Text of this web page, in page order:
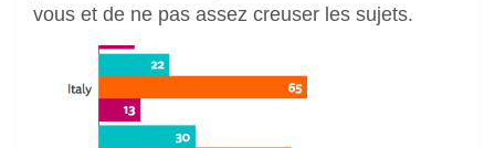
vous et de ne pas assez creuser les sujets.